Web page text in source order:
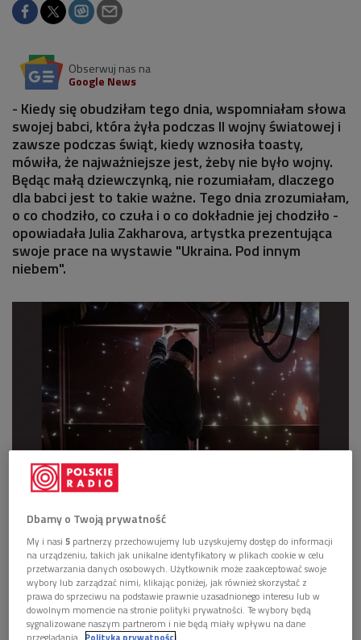
Obserwuj nas na
Google News
- Kiedy się obudziłam tego dnia, wspomniałam słowa
swojej babci, która żyła podczas II wojny światowej i
zawsze podczas świąt, kiedy wznosiła toasty,
mówiła, że najważniejsze jest, żeby nie było wojny.
Będąc małą dziewczynką, nie rozumiałam, dlaczego
dla babci jest to takie ważne. Tego dnia zrozumiałam,
o co chodziło, co czuła i o co dokładnie jej chodziło -
opowiadała Julia Zakharova, artystka prezentująca
swoje prace na wystawie "Ukraina. Pod innym
niebem".
z licznymi dziurami po kulach, Ukraina, kwiecień 2022. Dzięki uprzejmości
artysty. Foto: materiały prasowe CSW Zamek Ujazdowski; praca udostępniona
przez artystę
Ekspozycję"Ukraina. Pod innym niebem" można oglądać
w Centrum Sztuki Współczesnej Zamek Ujazdowski w
Warszawie.Działający w różnych przestrzeniach sztuki
twórcypo 24 lutego stanęli przed koniecznością utrwalenia
Dbamy o Twoją prywatność
My i nasi5 partnerzy przechowujemy lub uzyskujemy dostęp do informacji
na urządzeniu, takich jak unikalne identyfikatory w plikach cookie w celu
przetwarzania danych osobowych. Użytkownik może zaakceptować swoje
wybory lub zarządzać nimi, klikając poniżej, jak również skorzystać z
prawa do sprzeciwu na podstawie prawnie uzasadnionego interesu lub w
dowolnym momencie na stronie polityki prywatności. Te wybory będą
sygnalizowane naszym partnerom i nie będą miały wpływu na dane
przeglądania. Polityka prywatności